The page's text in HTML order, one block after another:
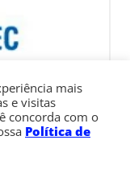
mais
e visitas
concorda com o
Política de